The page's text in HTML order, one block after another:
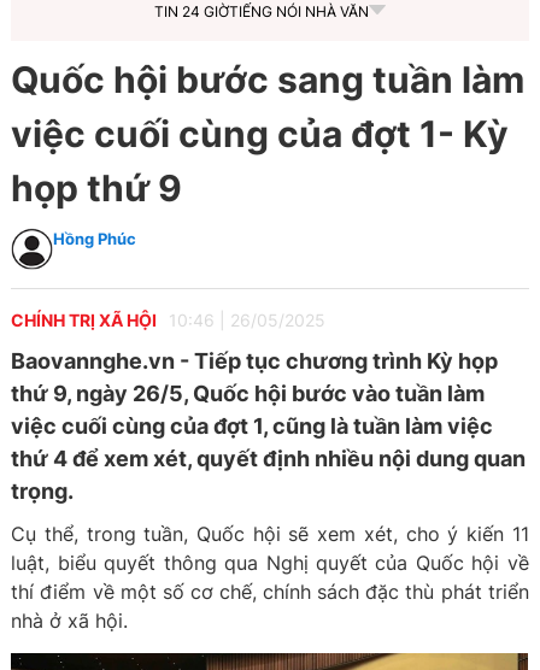
TIN 24 GIỜTIẾNG NÓI NHÀ VĂN
Quốc hội bước sang tuần làm
việc cuối cùng của đợt 1- Kỳ
họp thứ 9
Hồng Phúc
CHÍNH TRỊ XÃ HỘI 10:46 26/05/2025
Baovannghe.vn - Tiếp tục chương trình Kỳ họp
thứ 9, ngày 26/5, Quốc hội bước vào tuần làm
việc cuối cùng của đợt 1, cũng là tuần làm việc
thứ 4 để xem xét, quyết định nhiều nội dung quan
trọng.
Cụ thể, trong tuần, Quốc hội sẽ xem xét, cho ý kiến 11
luật, biểu quyết thông qua Nghị quyết của Quốc hội về
thí điểm về một số cơ chế, chính sách đặc thù phát triển
nhà ở xã hội.